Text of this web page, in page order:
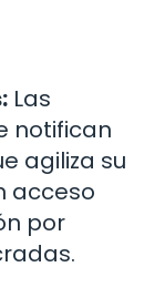
Las
notifican
agiliza su
acceso
por